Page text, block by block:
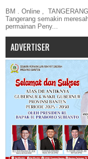
BM . Online ,
Tangerang semakin
permainan Peny...
ADVERTISER